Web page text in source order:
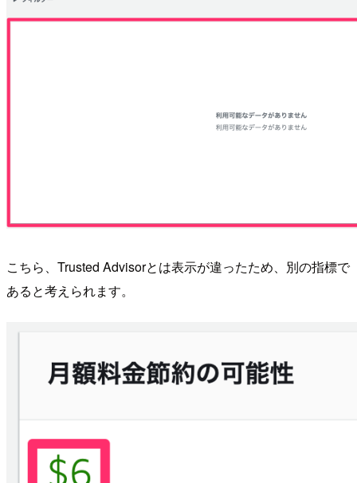
こちら、Trusted Advisorとは表示が違ったため、別の指標で
あると考えられます。